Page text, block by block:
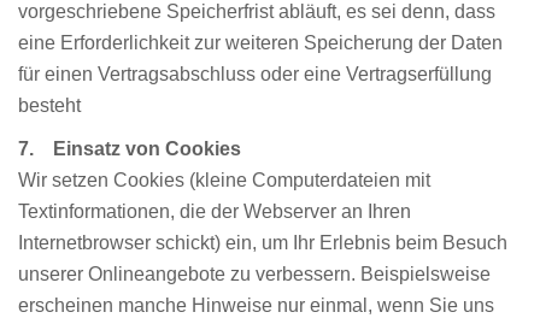
vorgeschriebene Speicherfrist abläuft, es sei denn, dass
eine Erforderlichkeit zur weiteren Speicherung der Daten
für einen Vertragsabschluss oder eine Vertragserfüllung
besteht
7. Einsatz von Cookies
Wir setzen Cookies (kleine Computerdateien mit
Textinformationen, die der Webserver an Ihren
Internetbrowser schickt) ein, um Ihr Erlebnis beim Besuch
unserer Onlineangebote zu verbessern. Beispielsweise
erscheinen manche Hinweise nur einmal, wenn Sie uns